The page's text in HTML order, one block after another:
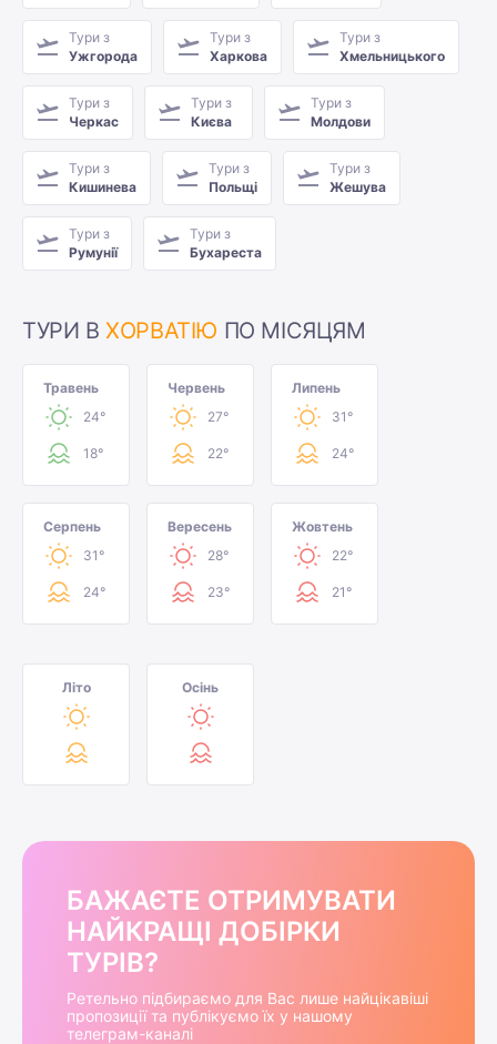
Тури з
Ужгорода
Тури з
Харкова
Тури з
Хмельницького
Тури з
Черкас
Тури з
Києва
Тури з
Молдови
Тури з
Кишинева
Тури з
Польщі
Тури з
Жешува
Тури з
Румунії
Тури з
Бухареста
ТУРИ ВХОРВАТІЮ ПО МІСЯЦЯМ
Травень
24°
18°
Червень
27°
22°
Липень
31°
24°
Серпень
31°
24°
Вересень
28°
23°
Жовтень
22°
21°
Літо Осінь
БАЖАЄТЕ ОТРИМУВАТИ
НАЙКРАЩІ ДОБІРКИ
ТУРІВ?
Ретельно підбираємо для Вас лише найцікавіші
пропозиції та публікуємо їх у нашому
телеграм-каналі